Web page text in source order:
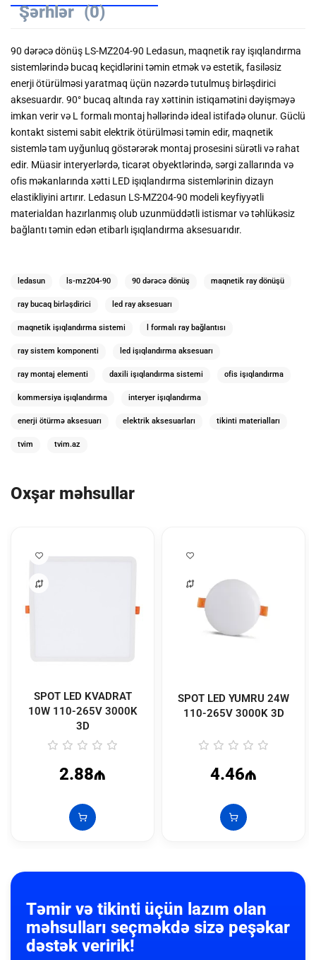
Şərhlər (0)
90 dərəcə dönüş LS-MZ204-90 Ledasun, maqnetik ray işıqlandırma
sistemlərində bucaq keçidlərini təmin etmək və estetik, fasiləsiz
enerji ötürülməsi yaratmaq üçün nəzərdə tutulmuş birləşdirici
aksesuardır. 90° bucaq altında ray xəttinin istiqamətini dəyişməyə
imkan verir və L formalı montaj həllərində ideal istifadə olunur. Güclü
kontakt sistemi sabit elektrik ötürülməsi təmin edir, maqnetik
sistemlə tam uyğunluq göstərərək montaj prosesini sürətli və rahat
edir. Müasir interyerlərdə, ticarət obyektlərində, sərgi zallarında və
ofis məkanlarında xətti LED işıqlandırma sistemlərinin dizayn
elastikliyini artırır. Ledasun LS-MZ204-90 modeli keyfiyyətli
materialdan hazırlanmış olub uzunmüddətli istismar və təhlükəsiz
bağlantı təmin edən etibarlı işıqlandırma aksesuarıdır.
ledasun ls-mz204-90 90 dərəcə dönüş maqnetik ray dönüşü
ray bucaq birləşdirici led ray aksesuarı
maqnetik işıqlandırma sistemi l formalı ray bağlantısı
ray sistem komponenti led işıqlandırma aksesuarı
ray montaj elementi daxili işıqlandırma sistemi ofis işıqlandırma
kommersiya işıqlandırma interyer işıqlandırma
enerji ötürmə aksesuarı elektrik aksesuarları tikinti materialları
tvim tvim.az
Oxşar məhsullar
SPOT LED KVADRAT
10W 110-265V 3000K
3D
2.88₼
SPOT LED YUMRU 24W
110-265V 3000K 3D
4.46₼
Təmir və tikinti üçün lazım olan
məhsulları seçməkdə sizə peşəkar
dəstək veririk!